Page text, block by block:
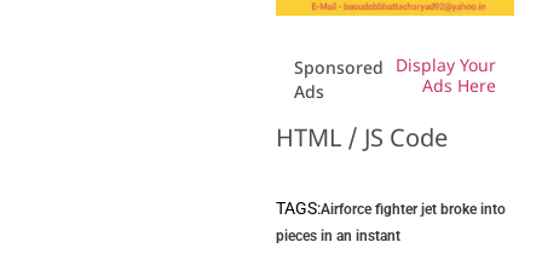
Sponsored
Ads
Display Your
Ads Here
HTML / JS Code
TAGS:Airforce fighter jet broke into
pieces in an instant